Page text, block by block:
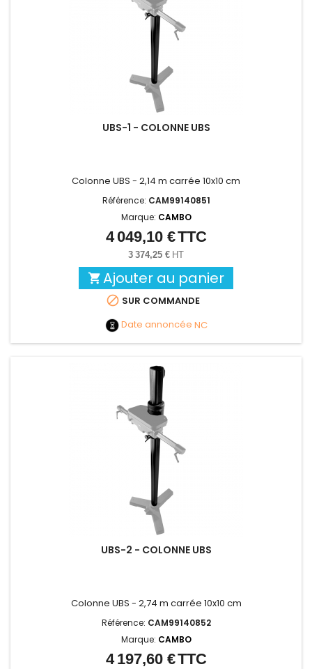
UBS-1 - COLONNE UBS
Colonne UBS - 2,14 m carrée 10x10 cm
Référence: CAM99140851
Marque: CAMBO
Prix
4 049,10 €TTC
3 374,25 € HT
 Ajouter au panier
 SUR COMMANDE
Date annoncée NC
UBS-2 - COLONNE UBS
Colonne UBS - 2,74 m carrée 10x10 cm
Référence: CAM99140852
Marque: CAMBO
Prix
4 197,60 €TTC